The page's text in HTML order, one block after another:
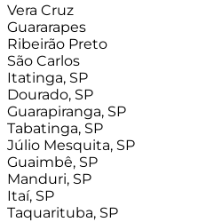
Vera Cruz
Guararapes
Ribeirão Preto
São Carlos
Itatinga, SP
Dourado, SP
Guarapiranga, SP
Tabatinga, SP
Júlio Mesquita, SP
Guaimbê, SP
Manduri, SP
Itaí, SP
Taquarituba, SP